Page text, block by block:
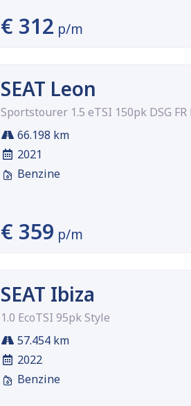
€ 312 p/m
SEAT Leon
Sportstourer 1.5 eTSI 150pk DSG
66.198 km
2021
Benzine
€ 359 p/m
SEAT Ibiza
1.0 EcoTSI 95pk Style
57.454 km
2022
Benzine